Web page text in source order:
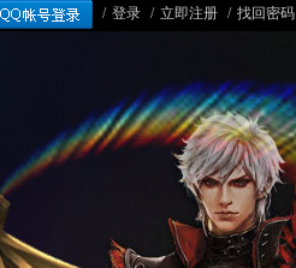
/ 登录 / 立即注册 / 找回密码